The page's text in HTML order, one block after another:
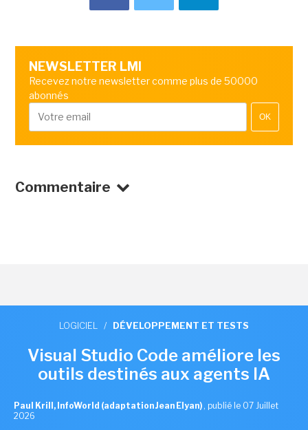
NEWSLETTER LMI
Recevez notre newsletter comme plus de 50000
abonnés
OK
Commentaire
LOGICIEL / DÉVELOPPEMENT ET TESTS
Visual Studio Code améliore les
outils destinés aux agents IA
Paul Krill, InfoWorld (adaptation Jean Elyan) , publié le 07 Juillet
2026